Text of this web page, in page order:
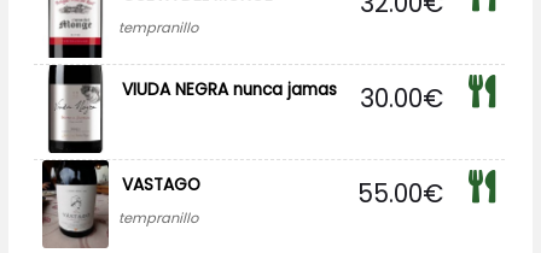
tempranillo
VIUDA NEGRA nunca jamas 30.00€
VASTAGO
tempranillo
55.00€